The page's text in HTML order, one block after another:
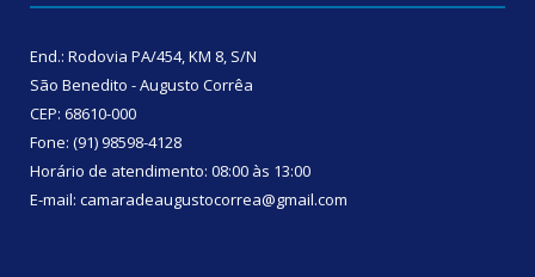
End.: Rodovia PA/454, KM 8, S/N
São Benedito - Augusto Corrêa
CEP: 68610-000
Fone: (91) 98598-4128
Horário de atendimento: 08:00 às 13:00
E-mail: camaradeaugustocorrea@gmail.com